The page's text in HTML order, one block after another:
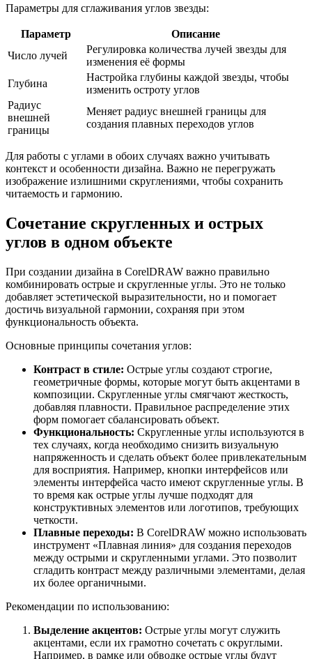
Параметры для сглаживания углов звезды:
Параметр
Описание
Число лучей
Регулировка количества лучей звезды для
изменения её формы
Глубина
Настройка глубины каждой звезды, чтобы
изменить остроту углов
Радиус
внешней
границы
Меняет радиус внешней границы для
создания плавных переходов углов
Для работы с углами в обоих случаях важно учитывать
контекст и особенности дизайна. Важно не перегружать
изображение излишними скруглениями, чтобы сохранить
читаемость и гармонию.
Сочетание скругленных и острых
углов в одном объекте
При создании дизайна в CorelDRAW важно правильно
комбинировать острые и скругленные углы. Это не только
добавляет эстетической выразительности, но и помогает
достичь визуальной гармонии, сохраняя при этом
функциональность объекта.
Основные принципы сочетания углов:
Контраст в стиле: Острые углы создают строгие,
геометричные формы, которые могут быть акцентами в
композиции. Скругленные углы смягчают жесткость,
добавляя плавности. Правильное распределение этих
форм помогает сбалансировать объект.
Функциональность: Скругленные углы используются в
тех случаях, когда необходимо снизить визуальную
напряженность и сделать объект более привлекательным
для восприятия. Например, кнопки интерфейсов или
элементы интерфейса часто имеют скругленные углы. В
то время как острые углы лучше подходят для
конструктивных элементов или логотипов, требующих
четкости.
Плавные переходы: В CorelDRAW можно использовать
инструмент «Плавная линия» для создания переходов
между острыми и скругленными углами. Это позволит
сгладить контраст между различными элементами, делая
их более органичными.
Рекомендации по использованию:
Выделение акцентов: Острые углы могут служить
акцентами, если их грамотно сочетать с округлыми.
Например, в рамке или обводке острые углы будут